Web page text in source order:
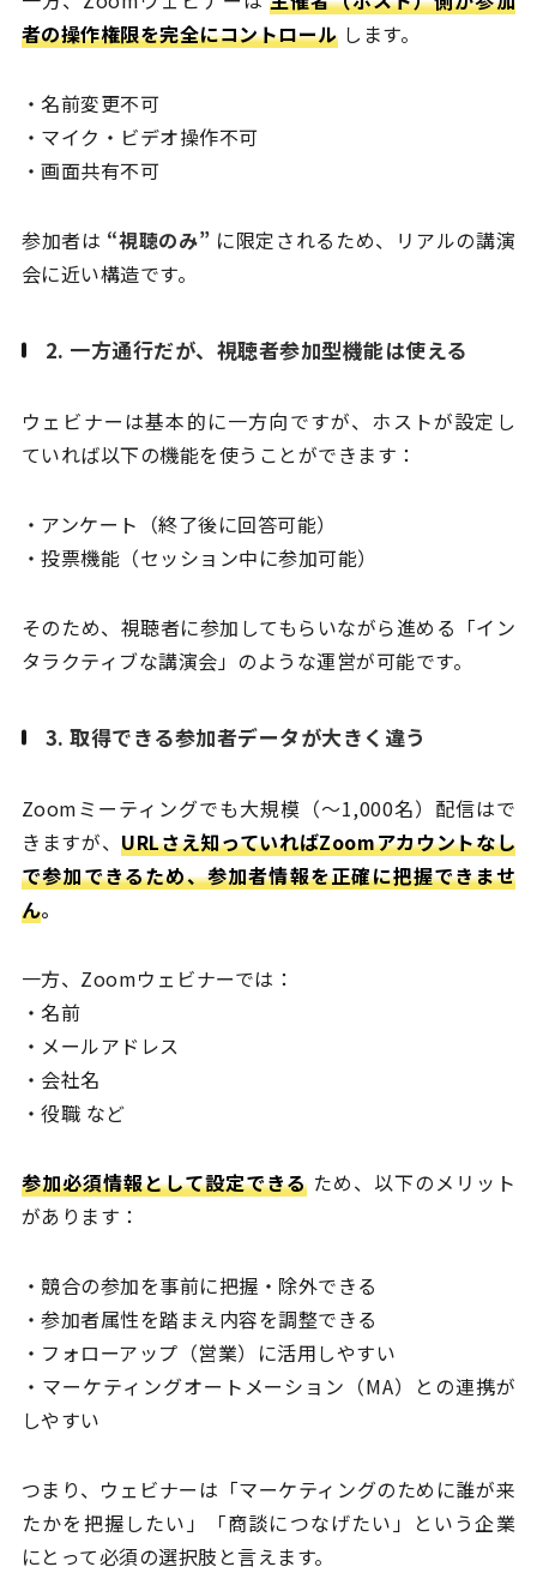
者の操作権限を完全にコントロールします。
・名前変更不可
・マイク・ビデオ操作不可
・画面共有不可
参加者は “視聴のみ” に限定されるため、リアルの講演
会に近い構造です。
2. 一方通行だが、視聴者参加型機能は使える
ウェビナーは基本的に一方向ですが、ホストが設定し
ていれば以下の機能を使うことができます：
・アンケート（終了後に回答可能）
・投票機能（セッション中に参加可能）
そのため、視聴者に参加してもらいながら進める「イン
タラクティブな講演会」のような運営が可能です。
3. 取得できる参加者データが大きく違う
Zoomミーティングでも大規模（〜1,000名）配信はで
きますが、URLさえ知っていればZoomアカウントなし
で参加できるため、参加者情報を正確に把握できませ
ん。
一方、Zoomウェビナーでは：
・名前
・メールアドレス
・会社名
・役職 など
参加必須情報として設定できる ため、以下のメリット
があります：
・競合の参加を事前に把握・除外できる
・参加者属性を踏まえ内容を調整できる
・フォローアップ（営業）に活用しやすい
・マーケティングオートメーション（MA）との連携が
しやすい
つまり、ウェビナーは「マーケティングのために誰が来
たかを把握したい」「商談につなげたい」という企業
にとって必須の選択肢と言えます。